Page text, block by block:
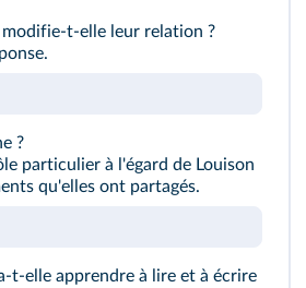
modifie-t-elle leur relation ?
?
particulier à l'égard de Louison
qu'elles ont partagés.
t-elle apprendre à lire et à écrire